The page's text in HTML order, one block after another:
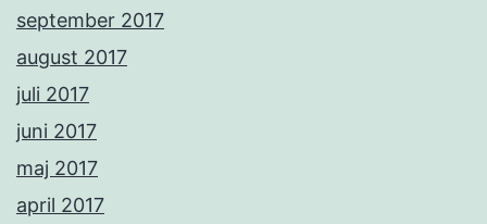
september 2017
august 2017
juli 2017
juni 2017
maj 2017
april 2017